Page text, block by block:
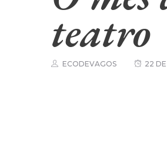
teatro
ECODEVAGOS 22